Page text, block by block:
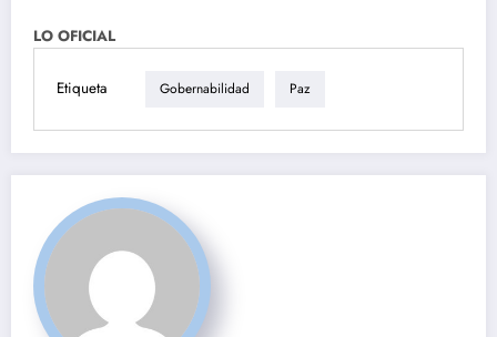
LO OFICIAL
Etiqueta Gobernabilidad Paz